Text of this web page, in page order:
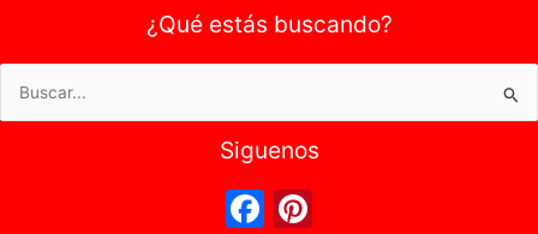
¿Qué estás buscando?
Buscar
por:
Siguenos
F